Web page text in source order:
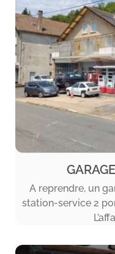
A reprendre, un
station-service 2